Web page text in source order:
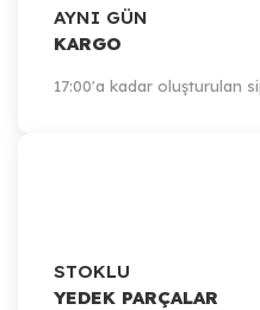
AYNI GÜN
KARGO
17:00'a kadar oluşturulan
STOKLU
YEDEK PARÇALAR